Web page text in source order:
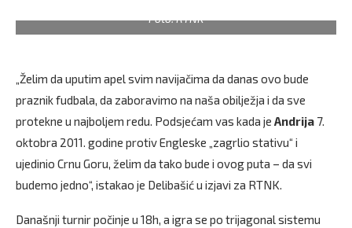
Foto: RTNK
„Želim da uputim apel svim navijačima da danas ovo bude
praznik fudbala, da zaboravimo na naša obilježja i da sve
protekne u najboljem redu. Podsjećam vas kada je Andrija 7.
oktobra 2011. godine protiv Engleske „zagrlio stativu“ i
ujedinio Crnu Goru, želim da tako bude i ovog puta – da svi
budemo jedno“, istakao je Delibašić u izjavi za RTNK.
Današnji turnir počinje u 18h, a igra se po trijagonal sistemu